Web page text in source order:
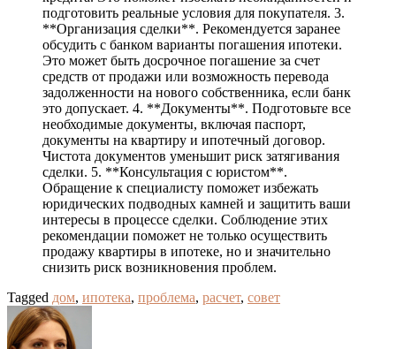
подготовить реальные условия для покупателя. 3.
**Организация сделки**. Рекомендуется заранее
обсудить с банком варианты погашения ипотеки.
Это может быть досрочное погашение за счет
средств от продажи или возможность перевода
задолженности на нового собственника, если банк
это допускает. 4. **Документы**. Подготовьте все
необходимые документы, включая паспорт,
документы на квартиру и ипотечный договор.
Чистота документов уменьшит риск затягивания
сделки. 5. **Консультация с юристом**.
Обращение к специалисту поможет избежать
юридических подводных камней и защитить ваши
интересы в процессе сделки. Соблюдение этих
рекомендации поможет не только осуществить
продажу квартиры в ипотеке, но и значительно
снизить риск возникновения проблем.
Tagged дом, ипотека, проблема, расчет, совет